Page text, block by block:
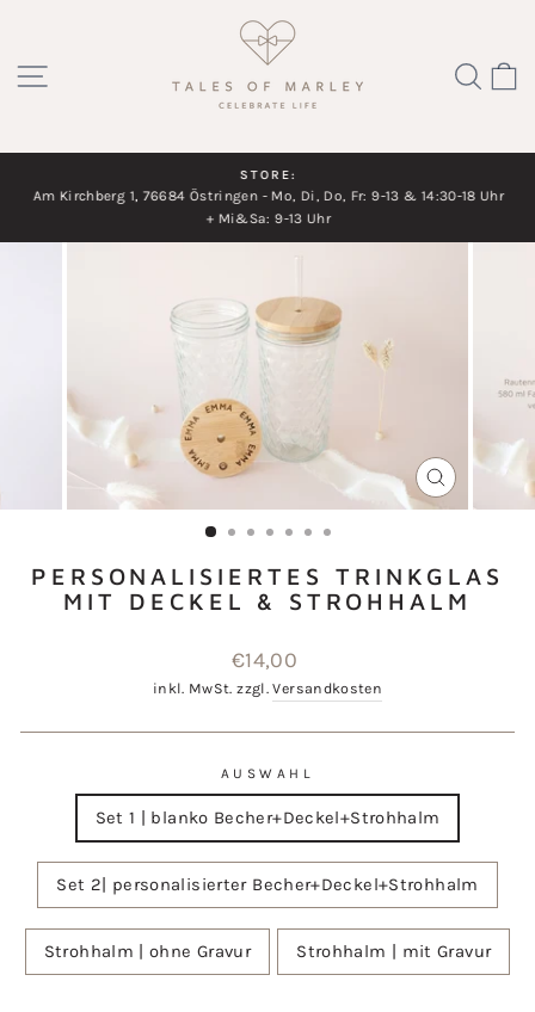
Inhalt
SEITENNAVIGATION
Diashow
STORE:
Am Kirchberg 1, 76684 Östringen - Mo, Di, Do, Fr: 9-13 & 14:30-18 Uhr
+ Mi&Sa: 9-13 Uhr
ESC)
PERSONALISIERTES TRINKGLAS
MIT DECKEL & STROHHALM
Normaler
Preis
€14,00
inkl. MwSt. zzgl.Versandkosten
AUSWAHL
Set 1 | blanko Becher+Deckel+Strohhalm
Set 2| personalisierter Becher+Deckel+Strohhalm
Strohhalm | ohne Gravur Strohhalm | mit Gravur